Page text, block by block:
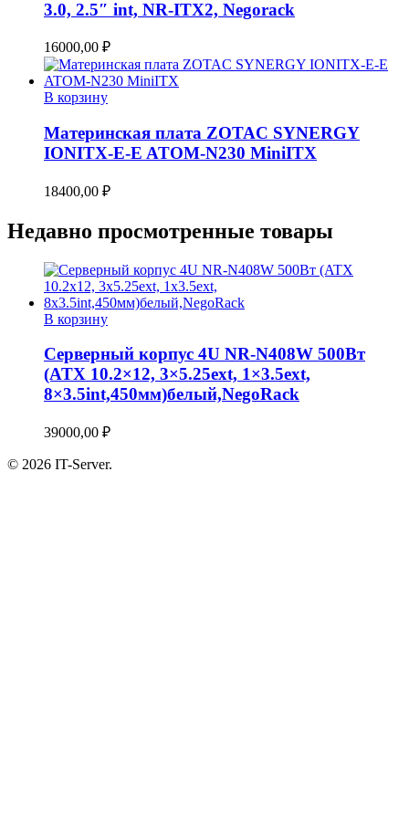
3.0, 2.5″ int, NR-ITX2, Negorack
16000,00 ₽
В корзину
Материнская плата ZOTAC SYNERGY
IONITX-E-E ATOM-N230 MiniITX
18400,00 ₽
Недавно просмотренные товары
В корзину
Серверный корпус 4U NR-N408W 500Вт
(ATX 10.2×12, 3×5.25ext, 1×3.5ext,
8×3.5int,450мм)белый,NegoRack
39000,00 ₽
© 2026 IT-Server.